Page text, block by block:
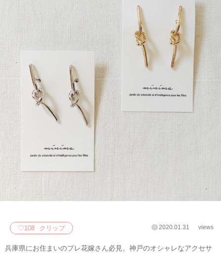
♡108 クリップ 2020.01.31 views
兵庫県にお住まいのプレ花嫁さん必見。神戸のオシャレなアクセサ